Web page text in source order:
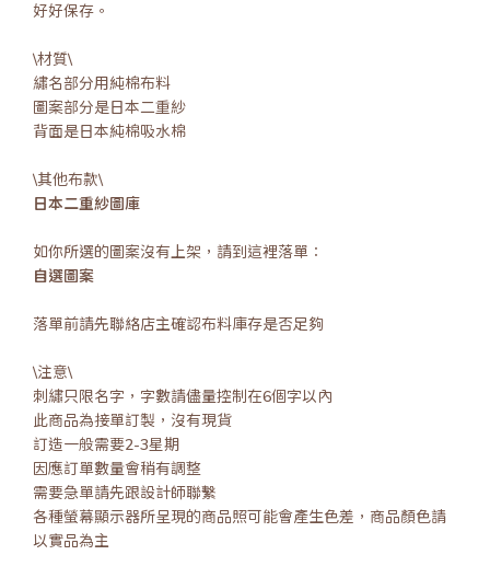
好好保存。
\材質\
繡名部分用純棉布料
圖案部分是日本二重紗
背面是日本純棉吸水棉
\其他布款\
日本二重紗圖庫
如你所選的圖案沒有上架，請到這裡落單：
自選圖案
落單前請先聯絡店主確認布料庫存是否足夠
\注意\
刺繡只限名字，字數請儘量控制在6個字以內
此商品為接單訂製，沒有現貨
訂造一般需要2-3星期
因應訂單數量會稍有調整
需要急單請先跟設計師聯繫
各種螢幕顯示器所呈現的商品照可能會產生色差，商品顏色請
以實品為主